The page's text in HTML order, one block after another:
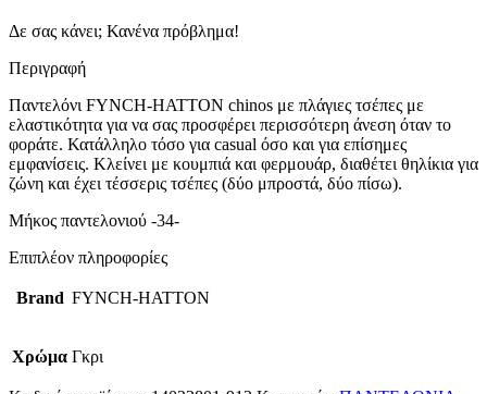
Δε σας κάνει; Κανένα πρόβλημα!
Περιγραφή
Παντελόνι FYNCH-HATTON chinos με πλάγιες τσέπες με
ελαστικότητα για να σας προσφέρει περισσότερη άνεση όταν το
φοράτε. Κατάλληλο τόσο για casual όσο και για επίσημες
εμφανίσεις. Κλείνει με κουμπιά και φερμουάρ, διαθέτει θηλίκια για
ζώνη και έχει τέσσερις τσέπες (δύο μπροστά, δύο πίσω).
Μήκος παντελονιού -34-
Επιπλέον πληροφορίες
Brand FYNCH-HATTON
Χρώμα Γκρι